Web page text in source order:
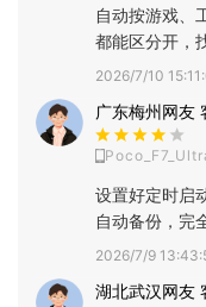
自动按游戏、
都能区分开，
2026/7/10
广东梅州网友
设置好定时启
自动备份，完
2026/7/9
湖北武汉网友